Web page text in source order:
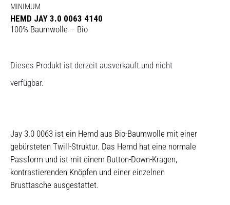
MINIMUM
HEMD JAY 3.0 0063 4140
100% Baumwolle – Bio
Dieses Produkt ist derzeit ausverkauft und nicht
verfügbar.
Jay 3.0 0063 ist ein Hemd aus Bio-Baumwolle mit einer
gebürsteten Twill-Struktur. Das Hemd hat eine normale
Passform und ist mit einem Button-Down-Kragen,
kontrastierenden Knöpfen und einer einzelnen
Brusttasche ausgestattet.